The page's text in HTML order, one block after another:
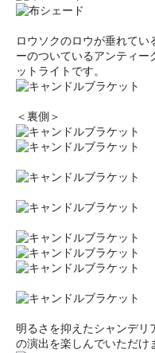
ロウソクのロウが垂れて
ーのついているアンティー
ットライトです。
＜裏側＞
明るさを抑えたシャンデリ
の演出を楽しんでいただけ